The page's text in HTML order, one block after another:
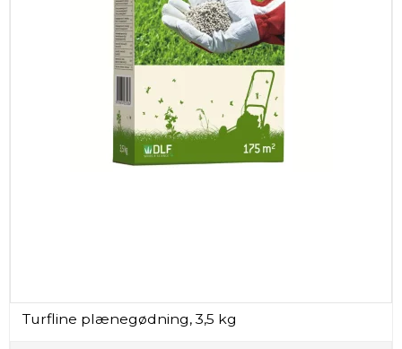
Turfline plænegødning, 3,5 kg